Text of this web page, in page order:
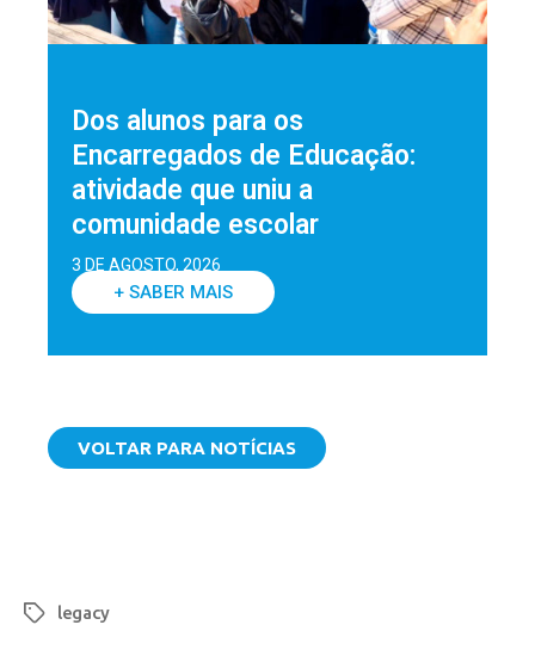
Dos alunos para os
Encarregados de Educação:
atividade que uniu a
comunidade escolar
3 DE AGOSTO, 2026
+ SABER MAIS
VOLTAR PARA NOTÍCIAS
legacy